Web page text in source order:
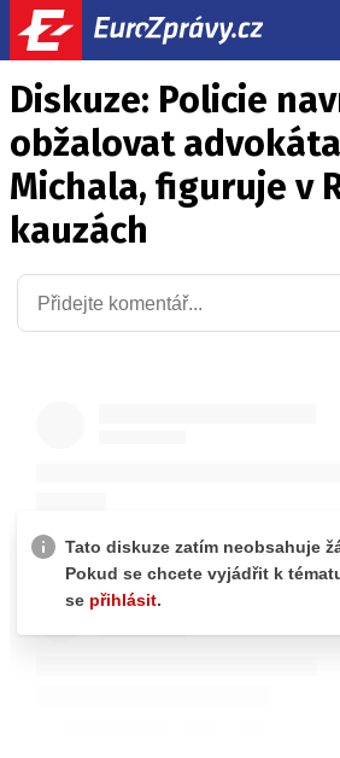
Diskuze: Policie
obžalovat
Michala, figuruje v
kauzách